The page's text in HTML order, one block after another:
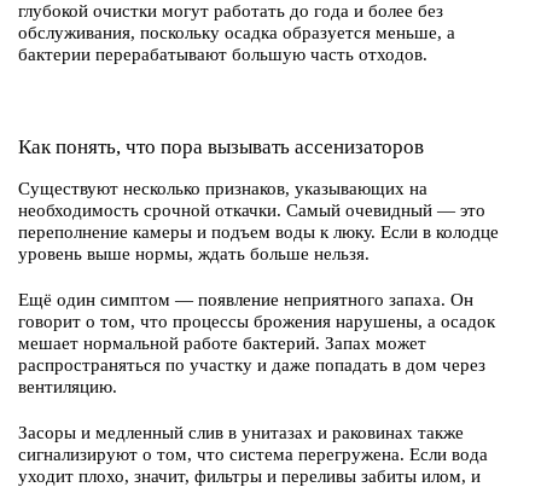
глубокой очистки могут работать до года и более без
обслуживания, поскольку осадка образуется меньше, а
бактерии перерабатывают большую часть отходов.
Как понять, что пора вызывать ассенизаторов
Существуют несколько признаков, указывающих на
необходимость срочной откачки. Самый очевидный — это
переполнение камеры и подъем воды к люку. Если в колодце
уровень выше нормы, ждать больше нельзя.
Ещё один симптом — появление неприятного запаха. Он
говорит о том, что процессы брожения нарушены, а осадок
мешает нормальной работе бактерий. Запах может
распространяться по участку и даже попадать в дом через
вентиляцию.
Засоры и медленный слив в унитазах и раковинах также
сигнализируют о том, что система перегружена. Если вода
уходит плохо, значит, фильтры и переливы забиты илом, и